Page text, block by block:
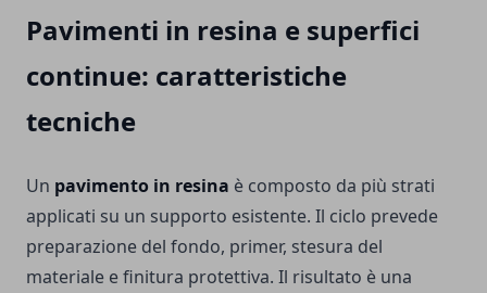
Pavimenti in resina e superfici
continue: caratteristiche
tecniche
Un pavimento in resina è composto da più strati
applicati su un supporto esistente. Il ciclo prevede
preparazione del fondo, primer, stesura del
materiale e finitura protettiva. Il risultato è una